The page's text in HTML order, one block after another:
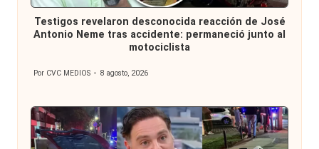
en
Testigos revelaron desconocida reacción de José
Antonio Neme tras accidente: permaneció junto al
motociclista
Publicado
Por CVC MEDIOS 8 agosto, 2026